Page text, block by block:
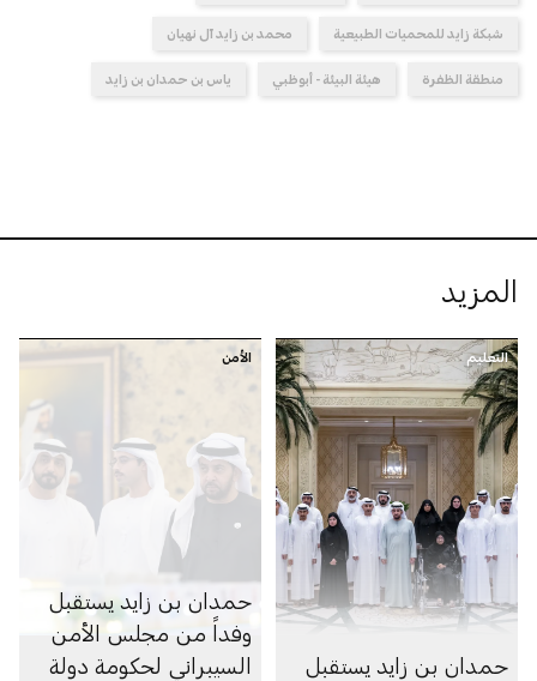
شبكة زايد للمحميات الطبيعية محمد بن زايد آل نهيان
منطقة الظفرة هيئة البيئة - أبوظبي ياس بن حمدان بن زايد
المزيد
التعليم
حمدان بن زايد يستقبل
الأمن
حمدان بن زايد يستقبل
وفداً من مجلس الأمن
السيبراني لحكومة دولة